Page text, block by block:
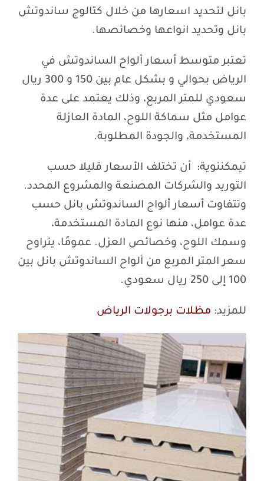
بانل لتحديد اسعارها من خلال كتالوج ساندوتش
بانل وتحديد انواعها وخصائصها.
تعتبر متوسط أسعار ألواح الساندوتش في
الرياض بحوالي و بشكل عام بين 150 و 300 ريال
سعودي للمتر المربع، وذلك يعتمد على عدة
عوامل مثل سماكة اللوح، المادة العازلة
المستخدمة، والجودة المطلوبة.
تيمكننوية: أن تختلف الأسعار قليلا حسب
التوريد والشركات المصنعة والمشروع المحدد.
وتتفاوت أسعار ألواح الساندوتش بانل حسب
عدة عوامل، منها نوع المادة المستخدمة،
وسمك اللوح، وخصائص العزل. عمومًا، يتراوح
سعر المتر المربع من ألواح الساندوتش بانل بين
100 إلى 250 ريال سعودي.
للمزيد: مظلات برجولات الرياض